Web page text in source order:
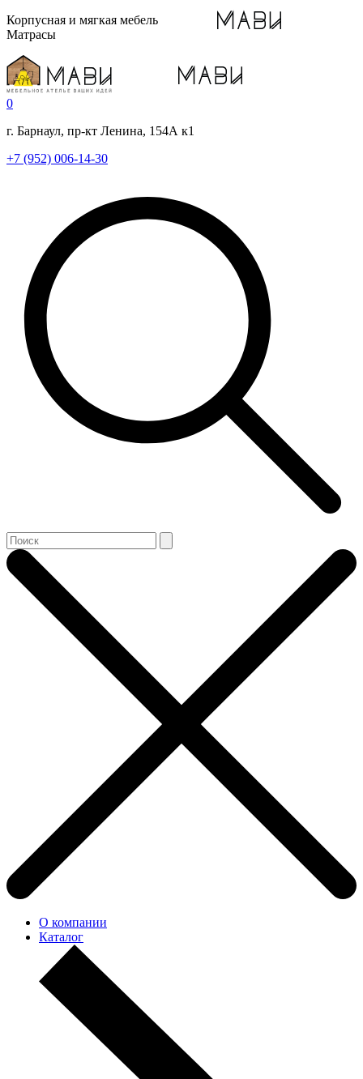
Корпусная и мягкая мебель
Матрасы
0
г. Барнаул, пр-кт Ленина, 154А к1
+7 (952) 006-14-30
О компании
Каталог